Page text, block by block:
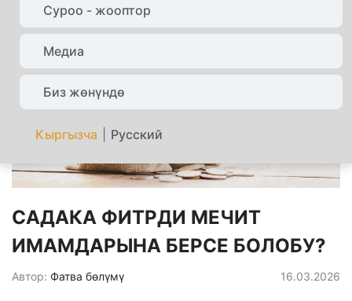
Суроо - жооптор
Медиа
Биз жөнүндө
Кыргызча Русский
САДАКА ФИТРДИ МЕЧИТ
ИМАМДАРЫНА БЕРСЕ БОЛОБУ?
Автор: Фатва бөлүмү 16.03.2026